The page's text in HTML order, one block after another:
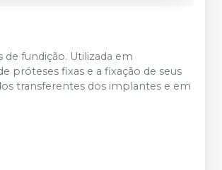
fundição. Utilizada em
próteses fixas e a fixação de seus
transferentes dos implantes e em